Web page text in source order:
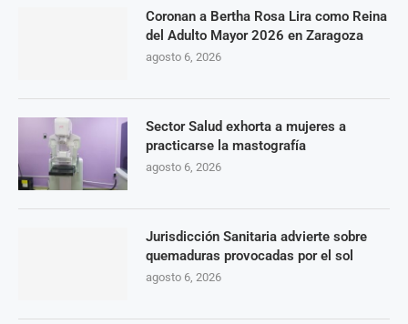
Coronan a Bertha Rosa Lira como Reina
del Adulto Mayor 2026 en Zaragoza
agosto 6, 2026
Sector Salud exhorta a mujeres a
practicarse la mastografía
agosto 6, 2026
Jurisdicción Sanitaria advierte sobre
quemaduras provocadas por el sol
agosto 6, 2026